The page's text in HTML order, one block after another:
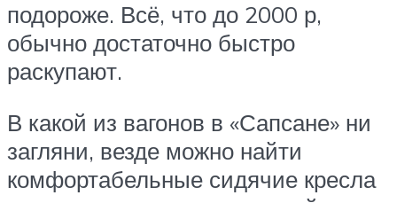
подороже. Всё, что до 2000 р,
обычно достаточно быстро
раскупают.
В какой из вагонов в «Сапсане» ни
загляни, везде можно найти
комфортабельные сидячие кресла